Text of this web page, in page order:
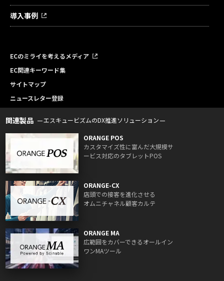
導入事例
ECのミライを考えるメディア
EC関連キーワード集
サイトマップ
ニュースレター登録
関連製品 エスキュービズムのDX推進ソリューション
ORANGE POS
カスタマイズ性に富んだ大規模サ
ービス対応のタブレットPOS
ORANGE-CX
店頭での接客を進化させる
オムニチャネル顧客カルテ
ORANGE MA
広範囲をカバーできるオールイン
ワンMAツール